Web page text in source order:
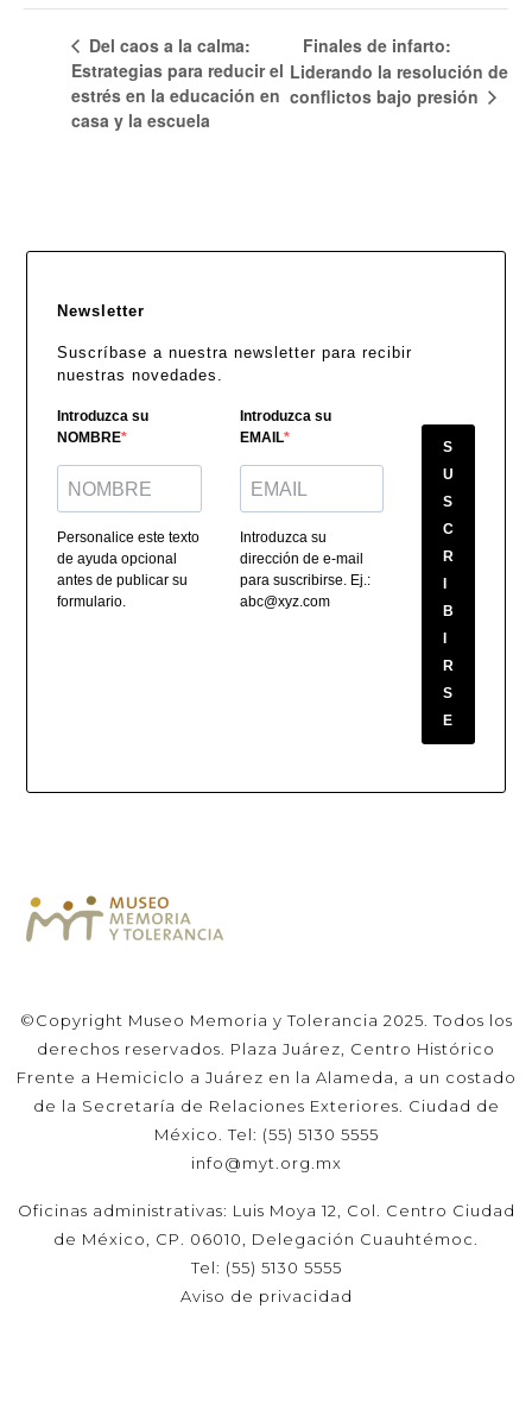
Del caos a la calma:
Estrategias para reducir el
estrés en la educación en
casa y la escuela
Finales de infarto:
Liderando la resolución de
conflictos bajo presión
Newsletter
Suscríbase a nuestra newsletter para recibir
nuestras novedades.
Introduzca su
NOMBRE
Personalice este texto
de ayuda opcional
antes de publicar su
formulario.
Introduzca su
EMAIL
Introduzca su
dirección de e-mail
para suscribirse. Ej.:
abc@xyz.com
S
U
S
C
R
B
R
S
E
©Copyright Museo Memoria y Tolerancia 2025. Todos los
derechos reservados. Plaza Juárez, Centro Histórico
Frente a Hemiciclo a Juárez en la Alameda, a un costado
de la Secretaría de Relaciones Exteriores. Ciudad de
México. Tel: (55) 5130 5555
info@myt.org.mx
Oficinas administrativas: Luis Moya 12, Col. Centro Ciudad
de México, CP. 06010, Delegación Cuauhtémoc.
Tel: (55) 5130 5555
Aviso de privacidad